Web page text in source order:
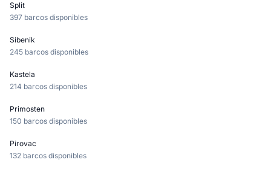
Split
397 barcos disponibles
Sibenik
245 barcos disponibles
Kastela
214 barcos disponibles
Primosten
150 barcos disponibles
Pirovac
132 barcos disponibles